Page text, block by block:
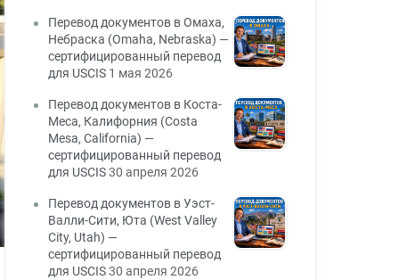
Перевод документов в Омаха,
Небраска (Omaha, Nebraska) —
сертифицированный перевод
для USCIS 1 мая 2026
Перевод документов в Коста-
Меса, Калифорния (Costa
Mesa, California) —
сертифицированный перевод
для USCIS30 апреля 2026
Перевод документов в Уэст-
Валли-Сити, Юта (West Valley
City, Utah) —
сертифицированный перевод
для USCIS30 апреля 2026